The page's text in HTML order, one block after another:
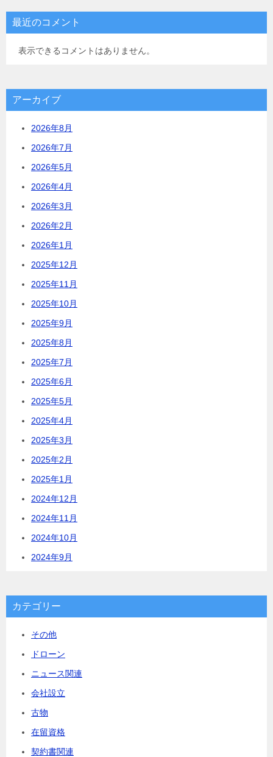
最近のコメント
表示できるコメントはありません。
アーカイブ
2026年8月
2026年7月
2026年5月
2026年4月
2026年3月
2026年2月
2026年1月
2025年12月
2025年11月
2025年10月
2025年9月
2025年8月
2025年7月
2025年6月
2025年5月
2025年4月
2025年3月
2025年2月
2025年1月
2024年12月
2024年11月
2024年10月
2024年9月
カテゴリー
その他
ドローン
ニュース関連
会社設立
古物
在留資格
契約書関連